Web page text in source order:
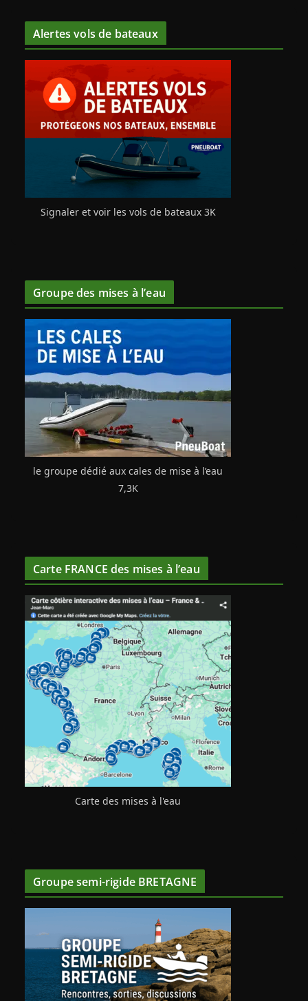
Alertes vols de bateaux
Signaler et voir les vols de bateaux 3K
Groupe des mises à l’eau
le groupe dédié aux cales de mise à l’eau
7,3K
Carte FRANCE des mises à l’eau
Carte des mises à l'eau
Groupe semi-rigide BRETAGNE